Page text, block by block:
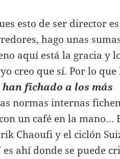
esto de ser director
hago unas
aquí está la gracia y
creo que sí. Por lo que
han fichado a los más
normas internas
un café en la mano…
Chaoufi y el ciclón
ahí donde se puede